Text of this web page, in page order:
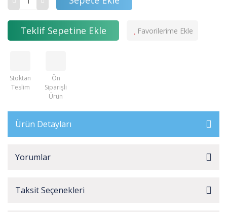
Teklif Sepetine Ekle
Stoktan
Teslim
Ön
Siparişli
Ürün
Ürün Detayları
Yorumlar
Taksit Seçenekleri